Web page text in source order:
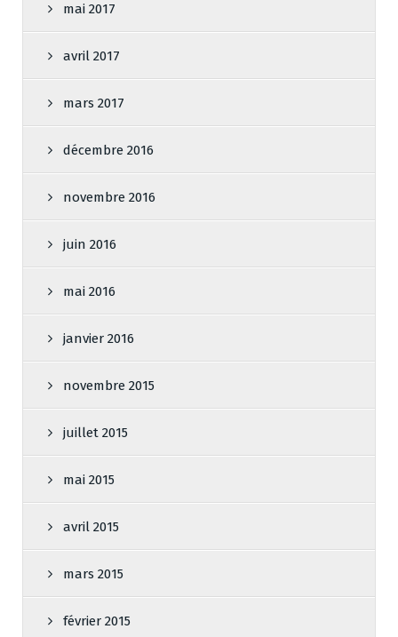
mai 2017
avril 2017
mars 2017
décembre 2016
novembre 2016
juin 2016
mai 2016
janvier 2016
novembre 2015
juillet 2015
mai 2015
avril 2015
mars 2015
février 2015